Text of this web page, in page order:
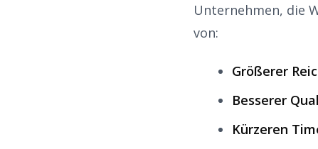
Unternehmen, die
von:
Größerer
Besserer
Kürzeren